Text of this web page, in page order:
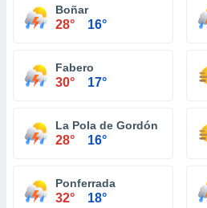
Boñar
28° 16°
Fabero
30° 17°
La Pola de Gordón
28° 16°
Ponferrada
32° 18°